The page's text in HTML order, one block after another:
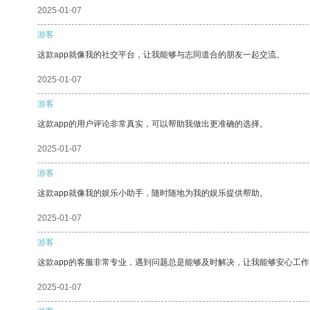
2025-01-07
游客
这款app就像我的社交平台，让我能够与志同道合的朋友一起交流。
2025-01-07
游客
这款app的用户评论非常真实，可以帮助我做出更准确的选择。
2025-01-07
游客
这款app就像我的娱乐小助手，随时随地为我的娱乐提供帮助。
2025-01-07
游客
这款app的客服非常专业，遇到问题总是能够及时解决，让我能够安心工
2025-01-07